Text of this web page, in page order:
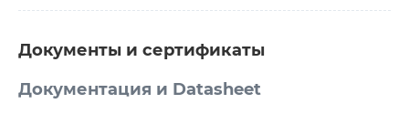
Документы и сертификаты
Документация и Datasheet